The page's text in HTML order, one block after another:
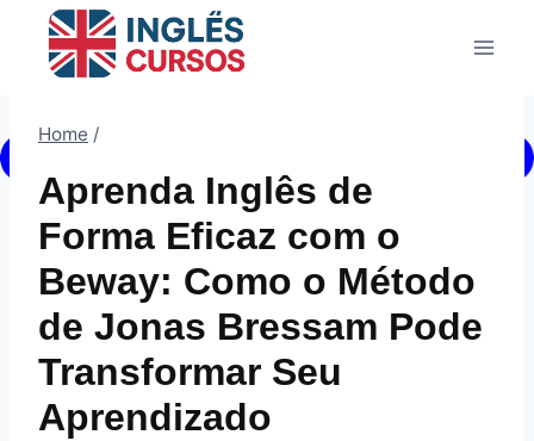
Conteúdo
Home /
Aprenda Inglês de
Forma Eficaz com o
Beway: Como o Método
de Jonas Bressam Pode
Transformar Seu
Aprendizado